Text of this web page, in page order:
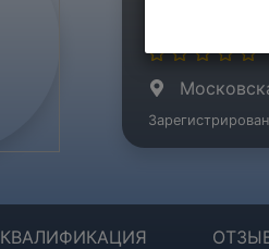
КВАЛИФИКАЦИЯ